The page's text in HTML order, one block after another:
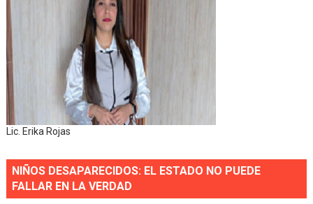
Lic. Erika Rojas
NIÑOS DESAPARECIDOS: EL ESTADO NO PUEDE
FALLAR EN LA VERDAD